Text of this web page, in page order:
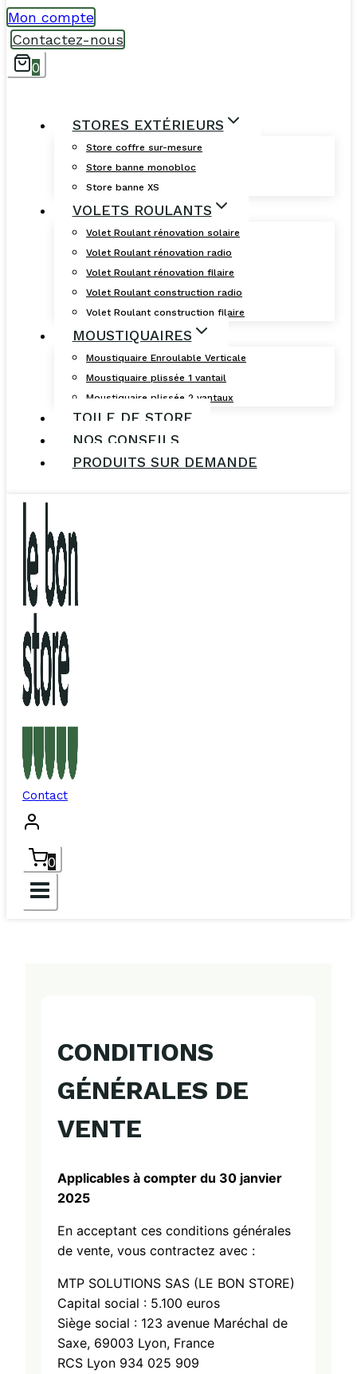
Mon compte
Contactez-nous
0
STORES EXTÉRIEURS
Store coffre sur-mesure
Store banne monobloc
Store banne XS
VOLETS ROULANTS
Volet Roulant rénovation solaire
Volet Roulant rénovation radio
Volet Roulant rénovation filaire
Volet Roulant construction radio
Volet Roulant construction filaire
MOUSTIQUAIRES
Moustiquaire Enroulable Verticale
Moustiquaire plissée 1 vantail
Moustiquaire plissée 2 vantaux
TOILE DE STORE
NOS CONSEILS
PRODUITS SUR DEMANDE
Contact
0
CONDITIONS
GÉNÉRALES DE
VENTE
Applicables à compter du 30 janvier
2025
En acceptant ces conditions générales
de vente, vous contractez avec :
MTP SOLUTIONS SAS (LE BON STORE)
Capital social : 5.100 euros
Siège social : 123 avenue Maréchal de
Saxe, 69003 Lyon, France
RCS Lyon 934 025 909